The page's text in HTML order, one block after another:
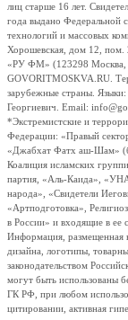
лиц старше 16 лет.
года выдано Федеральной
технологий и массовых
Хорошевская, дом 12, пом.
«РУ ФМ» (123298 Москва,
GOVORITMOSKVA.RU.
зарубежные страны. Языки:
Георгиевич. Email:
*Экстремистские и
Федерации: «Правый
«Джабхат Фатх аш-Шам»
Коалиция исламских
партия, «Аль-Каида»,
народа», «Свидетели
«Артподготовка»,
в России» и входящие в ее
Информация, размещенная
дизайна, логотипы,
законодательством
могут быть использованы
ГК РФ, при любом
цитировании, активная